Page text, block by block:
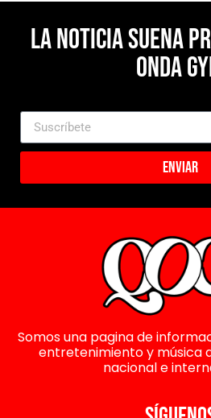
La noticia suena
Onda
Enviar
Somos una pagina de
entretenimiento y música
nacional e